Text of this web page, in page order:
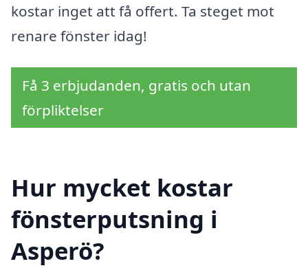
kostar inget att få offert. Ta steget mot
renare fönster idag!
Få 3 erbjudanden, gratis och utan
förpliktelser
Hur mycket kostar
fönsterputsning i
Asperö?